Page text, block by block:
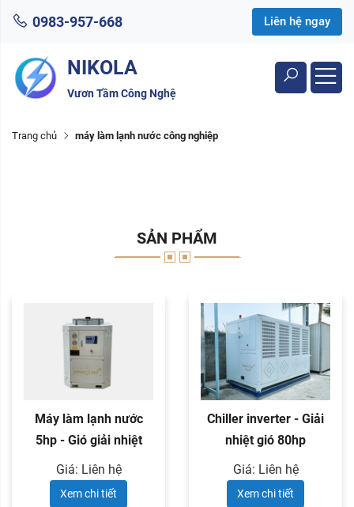
0983-957-668 Liên hệ ngay
NIKOLA
Vươn Tầm Công Nghệ
Trang chủ máy làm lạnh nước công nghiệp
SẢN PHẨM
Máy làm lạnh nước
5hp - Gió giải nhiệt
Giá: Liên hệ
Xem chi tiết
Chiller inverter - Giải
nhiệt gió 80hp
Giá: Liên hệ
Xem chi tiết